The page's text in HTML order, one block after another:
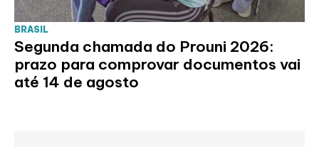
BRASIL
Segunda chamada do Prouni 2026:
prazo para comprovar documentos vai
até 14 de agosto